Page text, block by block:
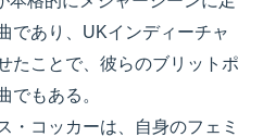
であり、UKインディーチャ
たことで、彼らのブリットポ
でもある。
・コッカーは、自身のフェミ